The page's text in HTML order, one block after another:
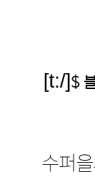
[t:/]$
수퍼